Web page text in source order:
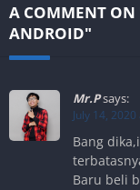
A COMMENT ON
ANDROID"
Mr.Psays:
July 14,
Bang
Baru beli